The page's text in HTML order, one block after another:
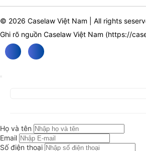
© 2026 Caselaw Việt Nam | All rights
Ghi rõ nguồn Caselaw Việt Nam (https://
Họ và tên
Email
Số điện thoại